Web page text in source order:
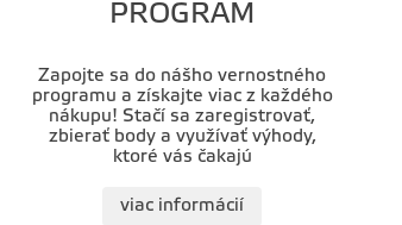
PROGRAM
Zapojte sa do nášho vernostného
programu a získajte viac z každého
nákupu! Stačí sa zaregistrovať,
zbierať body a využívať výhody,
ktoré vás čakajú
viac informácií